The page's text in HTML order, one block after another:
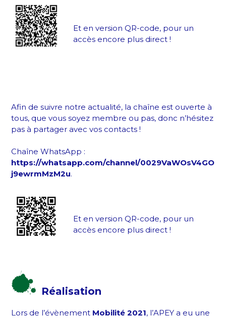
Et en version QR-code, pour un
accès encore plus direct !
Afin de suivre notre actualité, la chaîne est ouverte à
tous, que vous soyez membre ou pas, donc n’hésitez
pas à partager avec vos contacts !
Chaîne WhatsApp :
https://whatsapp.com/channel/0029VaWOsV4GO
j9ewrmMzM2u.
Et en version QR-code, pour un
accès encore plus direct !
Réalisation
Lors de l’évènement Mobilité 2021, l’APEY a eu une